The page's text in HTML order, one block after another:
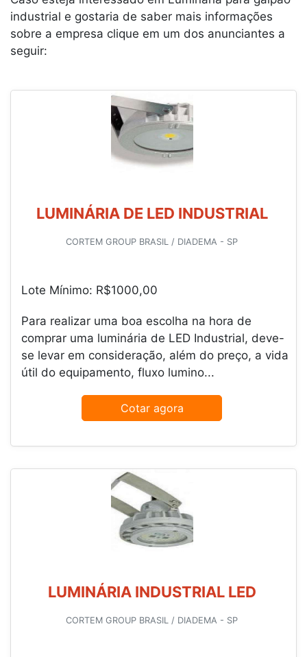
industrial e gostaria de saber mais informações
sobre a empresa clique em um dos anunciantes a
seguir:
LUMINÁRIA DE LED INDUSTRIAL
CORTEM GROUP BRASIL / DIADEMA - SP
Lote Mínimo: R$1000,00
Para realizar uma boa escolha na hora de
comprar uma luminária de LED Industrial, deve-
se levar em consideração, além do preço, a vida
útil do equipamento, fluxo lumino...
Cotar agora
LUMINÁRIA INDUSTRIAL LED
CORTEM GROUP BRASIL / DIADEMA - SP